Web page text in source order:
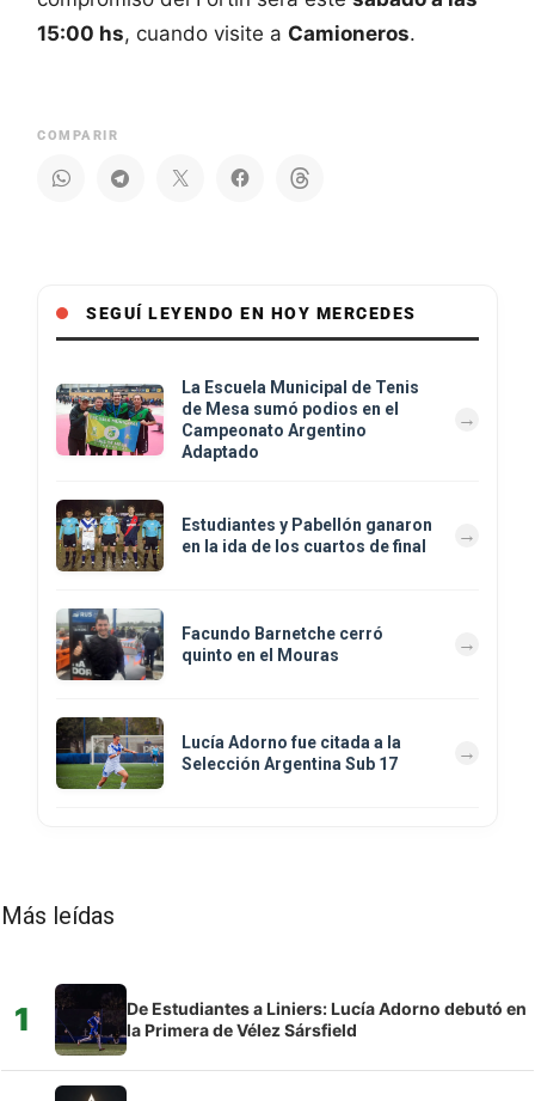
15:00 hs, cuando visite a Camioneros.
COMPARIR
SEGUÍ LEYENDO EN HOY MERCEDES
La Escuela Municipal de Tenis
de Mesa sumó podios en el
Campeonato Argentino
Adaptado
Estudiantes y Pabellón ganaron
en la ida de los cuartos de final
Facundo Barnetche cerró
quinto en el Mouras
Lucía Adorno fue citada a la
Selección Argentina Sub 17
Más leídas
1
De Estudiantes a Liniers: Lucía Adorno debutó en
la Primera de Vélez Sársfield